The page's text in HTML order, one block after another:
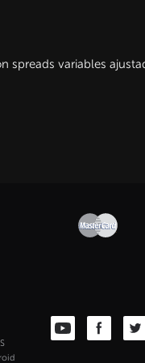
spreads variables